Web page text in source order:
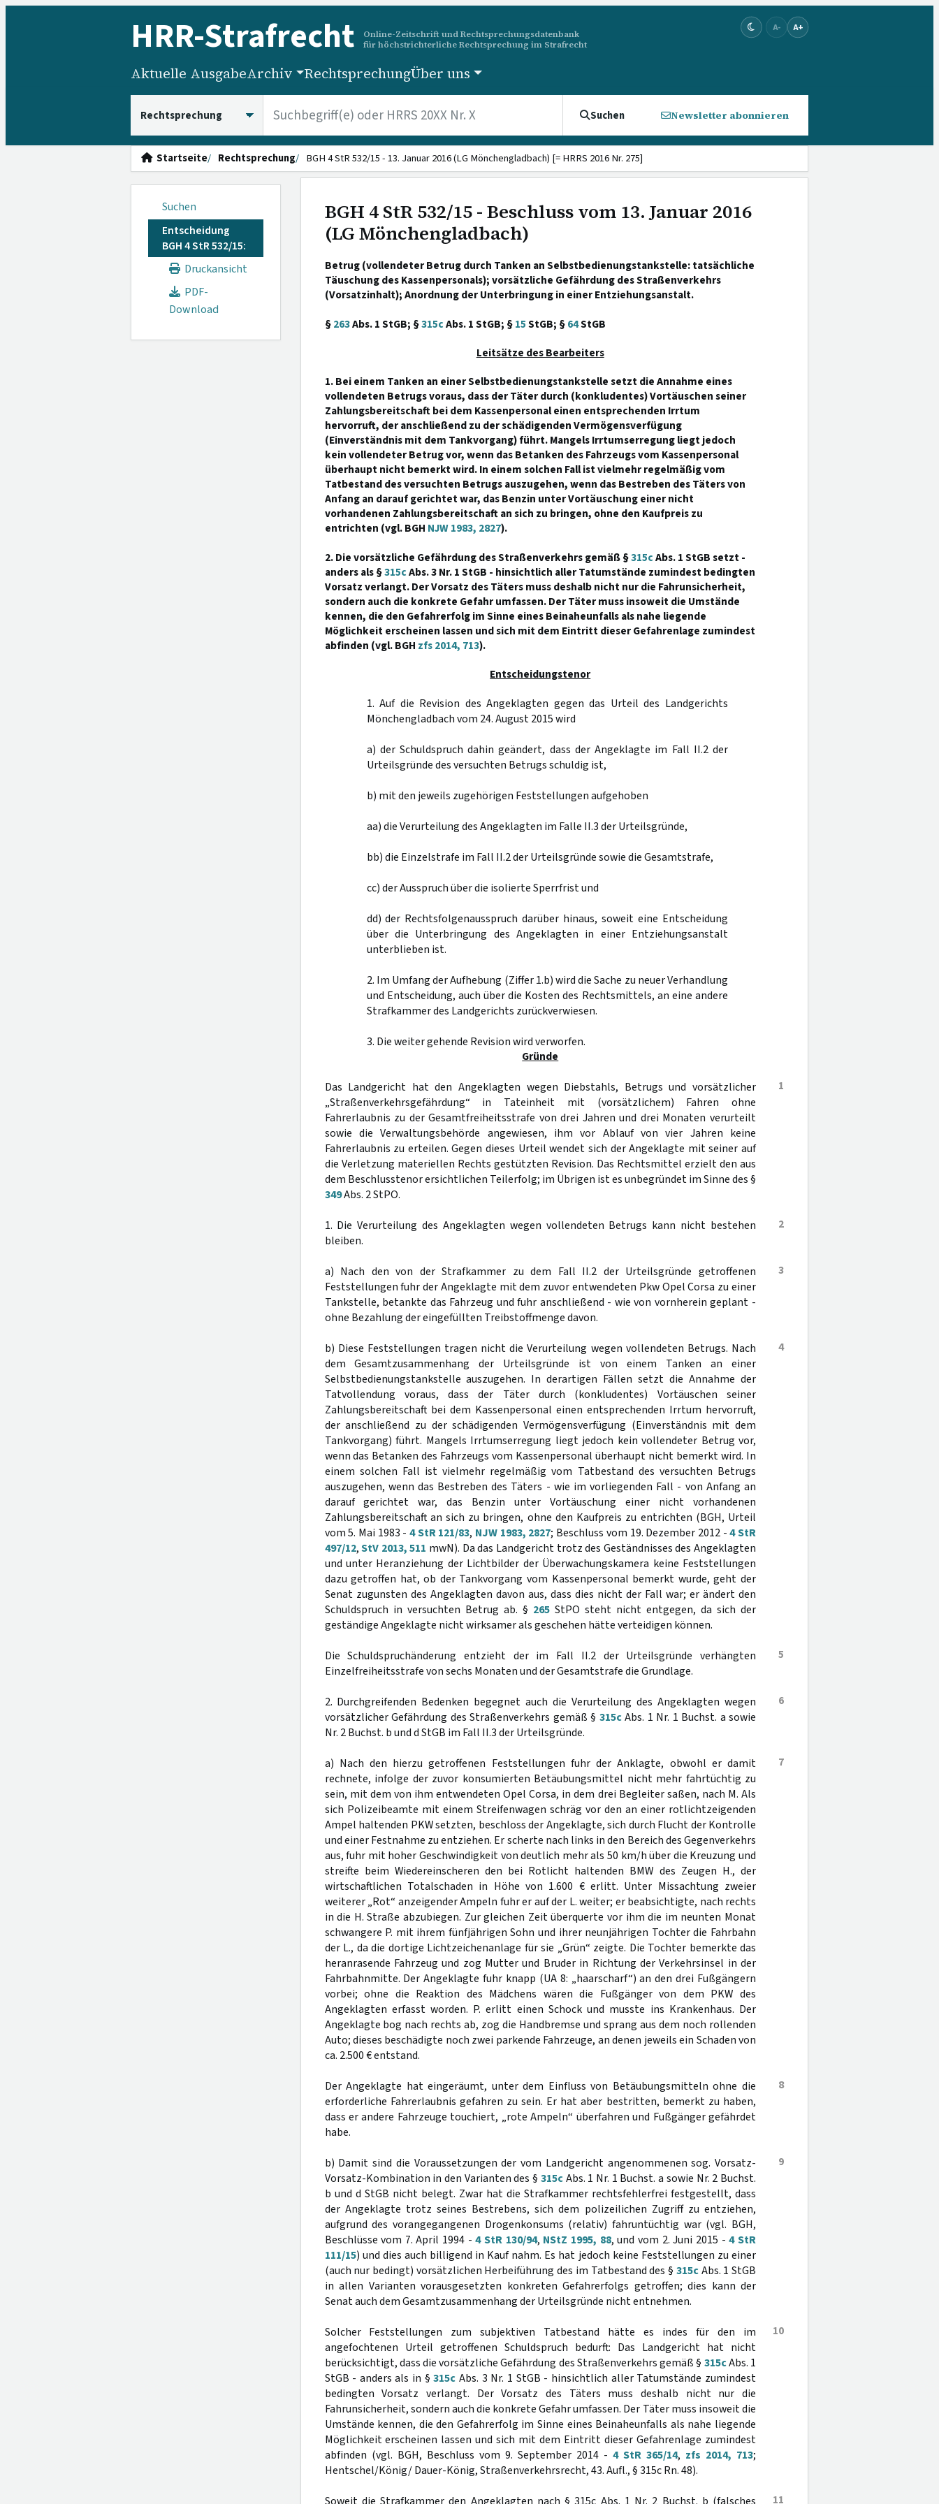
HRR-Strafrecht
Online-Zeitschrift und Rechtsprechungsdatenbank
für höchstrichterliche Rechtsprechung im Strafrecht
A- A+
Aktuelle AusgabeArchiv RechtsprechungÜber uns
Suchen Newsletter abonnieren
Startseite Rechtsprechung BGH 4 StR 532/15 - 13. Januar 2016 (LG Mönchengladbach) [= HRRS 2016 Nr. 275]
Suchen
Entscheidung
BGH 4 StR 532/15:
Druckansicht
PDF-
Download
BGH 4 StR 532/15 - Beschluss vom 13. Januar 2016
(LG Mönchengladbach)
Betrug (vollendeter Betrug durch Tanken an Selbstbedienungstankstelle: tatsächliche
Täuschung des Kassenpersonals); vorsätzliche Gefährdung des Straßenverkehrs
(Vorsatzinhalt); Anordnung der Unterbringung in einer Entziehungsanstalt.
§263Abs. 1 StGB; §315cAbs. 1 StGB; §15StGB; §64StGB
Leitsätze des Bearbeiters
1. Bei einem Tanken an einer Selbstbedienungstankstelle setzt die Annahme eines
vollendeten Betrugs voraus, dass der Täter durch (konkludentes) Vortäuschen seiner
Zahlungsbereitschaft bei dem Kassenpersonal einen entsprechenden Irrtum
hervorruft, der anschließend zu der schädigenden Vermögensverfügung
(Einverständnis mit dem Tankvorgang) führt. Mangels Irrtumserregung liegt jedoch
kein vollendeter Betrug vor, wenn das Betanken des Fahrzeugs vom Kassenpersonal
überhaupt nicht bemerkt wird. In einem solchen Fall ist vielmehr regelmäßig vom
Tatbestand des versuchten Betrugs auszugehen, wenn das Bestreben des Täters von
Anfang an darauf gerichtet war, das Benzin unter Vortäuschung einer nicht
vorhandenen Zahlungsbereitschaft an sich zu bringen, ohne den Kaufpreis zu
entrichten (vgl. BGH NJW 1983, 2827).
2. Die vorsätzliche Gefährdung des Straßenverkehrs gemäß §315cAbs. 1 StGB setzt -
anders als §315cAbs. 3 Nr. 1 StGB - hinsichtlich aller Tatumstände zumindest bedingten
Vorsatz verlangt. Der Vorsatz des Täters muss deshalb nicht nur die Fahrunsicherheit,
sondern auch die konkrete Gefahr umfassen. Der Täter muss insoweit die Umstände
kennen, die den Gefahrerfolg im Sinne eines Beinaheunfalls als nahe liegende
Möglichkeit erscheinen lassen und sich mit dem Eintritt dieser Gefahrenlage zumindest
abfinden (vgl. BGH zfs 2014, 713).
Entscheidungstenor
1. Auf die Revision des Angeklagten gegen das Urteil des Landgerichts
Mönchengladbach vom 24. August 2015 wird
a) der Schuldspruch dahin geändert, dass der Angeklagte im Fall II.2 der
Urteilsgründe des versuchten Betrugs schuldig ist,
b) mit den jeweils zugehörigen Feststellungen aufgehoben
aa) die Verurteilung des Angeklagten im Falle II.3 der Urteilsgründe,
bb) die Einzelstrafe im Fall II.2 der Urteilsgründe sowie die Gesamtstrafe,
cc) der Ausspruch über die isolierte Sperrfrist und
dd) der Rechtsfolgenausspruch darüber hinaus, soweit eine Entscheidung
über die Unterbringung des Angeklagten in einer Entziehungsanstalt
unterblieben ist.
2. Im Umfang der Aufhebung (Ziffer 1.b) wird die Sache zu neuer Verhandlung
und Entscheidung, auch über die Kosten des Rechtsmittels, an eine andere
Strafkammer des Landgerichts zurückverwiesen.
3. Die weiter gehende Revision wird verworfen.
Gründe
1
Das Landgericht hat den Angeklagten wegen Diebstahls, Betrugs und vorsätzlicher
„Straßenverkehrsgefährdung“ in Tateinheit mit (vorsätzlichem) Fahren ohne
Fahrerlaubnis zu der Gesamtfreiheitsstrafe von drei Jahren und drei Monaten verurteilt
sowie die Verwaltungsbehörde angewiesen, ihm vor Ablauf von vier Jahren keine
Fahrerlaubnis zu erteilen. Gegen dieses Urteil wendet sich der Angeklagte mit seiner auf
die Verletzung materiellen Rechts gestützten Revision. Das Rechtsmittel erzielt den aus
dem Beschlusstenor ersichtlichen Teilerfolg; im Übrigen ist es unbegründet im Sinne des §
349Abs. 2 StPO.
2
1. Die Verurteilung des Angeklagten wegen vollendeten Betrugs kann nicht bestehen
bleiben.
3
a) Nach den von der Strafkammer zu dem Fall II.2 der Urteilsgründe getroffenen
Feststellungen fuhr der Angeklagte mit dem zuvor entwendeten Pkw Opel Corsa zu einer
Tankstelle, betankte das Fahrzeug und fuhr anschließend - wie von vornherein geplant -
ohne Bezahlung der eingefüllten Treibstoffmenge davon.
4
b) Diese Feststellungen tragen nicht die Verurteilung wegen vollendeten Betrugs. Nach
dem Gesamtzusammenhang der Urteilsgründe ist von einem Tanken an einer
Selbstbedienungstankstelle auszugehen. In derartigen Fällen setzt die Annahme der
Tatvollendung voraus, dass der Täter durch (konkludentes) Vortäuschen seiner
Zahlungsbereitschaft bei dem Kassenpersonal einen entsprechenden Irrtum hervorruft,
der anschließend zu der schädigenden Vermögensverfügung (Einverständnis mit dem
Tankvorgang) führt. Mangels Irrtumserregung liegt jedoch kein vollendeter Betrug vor,
wenn das Betanken des Fahrzeugs vom Kassenpersonal überhaupt nicht bemerkt wird. In
einem solchen Fall ist vielmehr regelmäßig vom Tatbestand des versuchten Betrugs
auszugehen, wenn das Bestreben des Täters - wie im vorliegenden Fall - von Anfang an
darauf gerichtet war, das Benzin unter Vortäuschung einer nicht vorhandenen
Zahlungsbereitschaft an sich zu bringen, ohne den Kaufpreis zu entrichten (BGH, Urteil
vom 5. Mai 1983 - 4 StR 121/83, NJW 1983, 2827; Beschluss vom 19. Dezember 2012 -4 StR
497/12,StV 2013, 511 mwN). Da das Landgericht trotz des Geständnisses des Angeklagten
und unter Heranziehung der Lichtbilder der Überwachungskamera keine Feststellungen
dazu getroffen hat, ob der Tankvorgang vom Kassenpersonal bemerkt wurde, geht der
Senat zugunsten des Angeklagten davon aus, dass dies nicht der Fall war; er ändert den
Schuldspruch in versuchten Betrug ab. § 265StPO steht nicht entgegen, da sich der
geständige Angeklagte nicht wirksamer als geschehen hätte verteidigen können.
5
Die Schuldspruchänderung entzieht der im Fall II.2 der Urteilsgründe verhängten
Einzelfreiheitsstrafe von sechs Monaten und der Gesamtstrafe die Grundlage.
6
2. Durchgreifenden Bedenken begegnet auch die Verurteilung des Angeklagten wegen
vorsätzlicher Gefährdung des Straßenverkehrs gemäß § 315cAbs. 1 Nr. 1 Buchst. a sowie
Nr. 2 Buchst. b und d StGB im Fall II.3 der Urteilsgründe.
7
a) Nach den hierzu getroffenen Feststellungen fuhr der Anklagte, obwohl er damit
rechnete, infolge der zuvor konsumierten Betäubungsmittel nicht mehr fahrtüchtig zu
sein, mit dem von ihm entwendeten Opel Corsa, in dem drei Begleiter saßen, nach M. Als
sich Polizeibeamte mit einem Streifenwagen schräg vor den an einer rotlichtzeigenden
Ampel haltenden PKW setzten, beschloss der Angeklagte, sich durch Flucht der Kontrolle
und einer Festnahme zu entziehen. Er scherte nach links in den Bereich des Gegenverkehrs
aus, fuhr mit hoher Geschwindigkeit von deutlich mehr als 50 km/h über die Kreuzung und
streifte beim Wiedereinscheren den bei Rotlicht haltenden BMW des Zeugen H., der
wirtschaftlichen Totalschaden in Höhe von 1.600 € erlitt. Unter Missachtung zweier
weiterer „Rot“ anzeigender Ampeln fuhr er auf der L. weiter; er beabsichtigte, nach rechts
in die H. Straße abzubiegen. Zur gleichen Zeit überquerte vor ihm die im neunten Monat
schwangere P. mit ihrem fünfjährigen Sohn und ihrer neunjährigen Tochter die Fahrbahn
der L., da die dortige Lichtzeichenanlage für sie „Grün“ zeigte. Die Tochter bemerkte das
heranrasende Fahrzeug und zog Mutter und Bruder in Richtung der Verkehrsinsel in der
Fahrbahnmitte. Der Angeklagte fuhr knapp (UA 8: „haarscharf“) an den drei Fußgängern
vorbei; ohne die Reaktion des Mädchens wären die Fußgänger von dem PKW des
Angeklagten erfasst worden. P. erlitt einen Schock und musste ins Krankenhaus. Der
Angeklagte bog nach rechts ab, zog die Handbremse und sprang aus dem noch rollenden
Auto; dieses beschädigte noch zwei parkende Fahrzeuge, an denen jeweils ein Schaden von
ca. 2.500 € entstand.
8
Der Angeklagte hat eingeräumt, unter dem Einfluss von Betäubungsmitteln ohne die
erforderliche Fahrerlaubnis gefahren zu sein. Er hat aber bestritten, bemerkt zu haben,
dass er andere Fahrzeuge touchiert, „rote Ampeln“ überfahren und Fußgänger gefährdet
habe.
9
b) Damit sind die Voraussetzungen der vom Landgericht angenommenen sog. Vorsatz-
Vorsatz-Kombination in den Varianten des § 315cAbs. 1 Nr. 1 Buchst. a sowie Nr. 2 Buchst.
b und d StGB nicht belegt. Zwar hat die Strafkammer rechtsfehlerfrei festgestellt, dass
der Angeklagte trotz seines Bestrebens, sich dem polizeilichen Zugriff zu entziehen,
aufgrund des vorangegangenen Drogenkonsums (relativ) fahruntüchtig war (vgl. BGH,
Beschlüsse vom 7. April 1994 -4 StR 130/94, NStZ 1995, 88, und vom 2. Juni 2015 -4 StR
111/15) und dies auch billigend in Kauf nahm. Es hat jedoch keine Feststellungen zu einer
(auch nur bedingt) vorsätzlichen Herbeiführung des im Tatbestand des § 315cAbs. 1 StGB
in allen Varianten vorausgesetzten konkreten Gefahrerfolgs getroffen; dies kann der
Senat auch dem Gesamtzusammenhang der Urteilsgründe nicht entnehmen.
10
Solcher Feststellungen zum subjektiven Tatbestand hätte es indes für den im
angefochtenen Urteil getroffenen Schuldspruch bedurft: Das Landgericht hat nicht
berücksichtigt, dass die vorsätzliche Gefährdung des Straßenverkehrs gemäß § 315cAbs. 1
StGB - anders als in §315c Abs. 3 Nr. 1 StGB - hinsichtlich aller Tatumstände zumindest
bedingten Vorsatz verlangt. Der Vorsatz des Täters muss deshalb nicht nur die
Fahrunsicherheit, sondern auch die konkrete Gefahr umfassen. Der Täter muss insoweit die
Umstände kennen, die den Gefahrerfolg im Sinne eines Beinaheunfalls als nahe liegende
Möglichkeit erscheinen lassen und sich mit dem Eintritt dieser Gefahrenlage zumindest
abfinden (vgl. BGH, Beschluss vom 9. September 2014 - 4 StR 365/14, zfs 2014, 713;
Hentschel/König/ Dauer-König, Straßenverkehrsrecht, 43. Aufl., § 315c Rn. 48).
11